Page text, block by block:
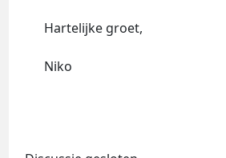
Hartelijke groet,
Niko